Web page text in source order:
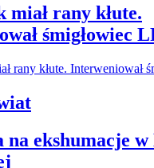
miał rany kłute.
śmigłowiec
na ekshumacje